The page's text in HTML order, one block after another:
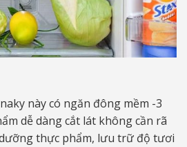
này có ngăn đông mềm -3
dễ dàng cắt lát không cần rã
thực phẩm, lưu trữ độ tươi